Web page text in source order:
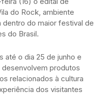
do Rock, ambiente
dentro do maior festival de
do Brasil.
até o dia 25 de junho e
produtos
relacionados à cultura
dos visitantes